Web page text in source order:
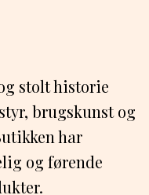
stolt historie
brugskunst og
har
og førende